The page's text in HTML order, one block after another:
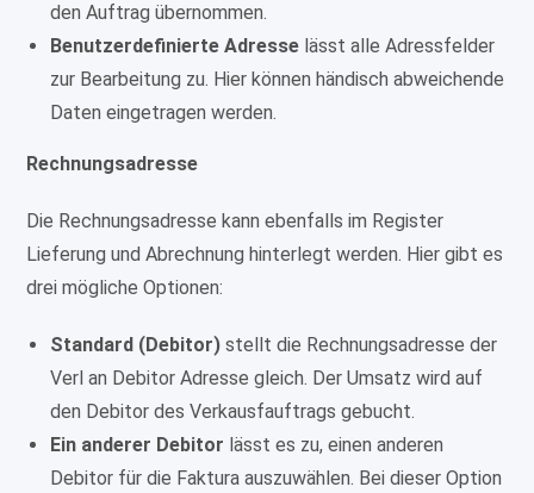
den Auftrag übernommen.
Benutzerdefinierte Adresse lässt alle Adressfelder
zur Bearbeitung zu. Hier können händisch abweichende
Daten eingetragen werden.
Rechnungsadresse
Die Rechnungsadresse kann ebenfalls im Register
Lieferung und Abrechnung hinterlegt werden. Hier gibt es
drei mögliche Optionen:
Standard (Debitor) stellt die Rechnungsadresse der
Verl an Debitor Adresse gleich. Der Umsatz wird auf
den Debitor des Verkausfauftrags gebucht.
Ein anderer Debitor lässt es zu, einen anderen
Debitor für die Faktura auszuwählen. Bei dieser Option